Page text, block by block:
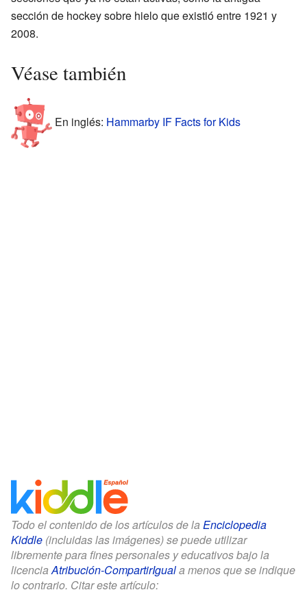
sección de hockey sobre hielo que existió entre 1921 y
2008.
Véase también
En inglés: Hammarby IF Facts for Kids
Todo el contenido de los artículos de la Enciclopedia
Kiddle (incluidas las imágenes) se puede utilizar
libremente para fines personales y educativos bajo la
licenciaAtribución-CompartirIguala menos que se indique
lo contrario. Citar este artículo: